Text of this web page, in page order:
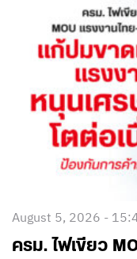
August 5, 2026 -
ครม. ไฟเขียว